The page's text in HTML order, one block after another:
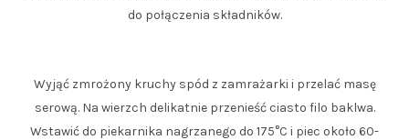
do połączenia składników.
Wyjąć zmrożony kruchy spód z zamrażarki i przelać masę
serową. Na wierzch delikatnie przenieść ciasto filo baklwa.
Wstawić do piekarnika nagrzanego do 175°C i piec około 60-